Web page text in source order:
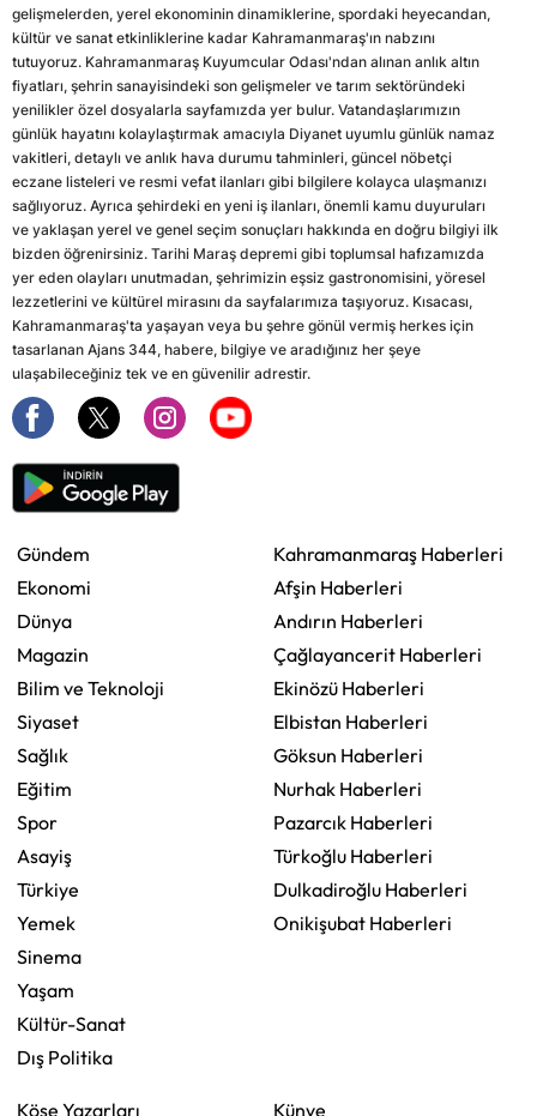
gelişmelerden, yerel ekonominin dinamiklerine, spordaki heyecandan,
kültür ve sanat etkinliklerine kadar Kahramanmaraş'ın nabzını
tutuyoruz. Kahramanmaraş Kuyumcular Odası'ndan alınan anlık altın
fiyatları, şehrin sanayisindeki son gelişmeler ve tarım sektöründeki
yenilikler özel dosyalarla sayfamızda yer bulur. Vatandaşlarımızın
günlük hayatını kolaylaştırmak amacıyla Diyanet uyumlu günlük namaz
vakitleri, detaylı ve anlık hava durumu tahminleri, güncel nöbetçi
eczane listeleri ve resmi vefat ilanları gibi bilgilere kolayca ulaşmanızı
sağlıyoruz. Ayrıca şehirdeki en yeni iş ilanları, önemli kamu duyuruları
ve yaklaşan yerel ve genel seçim sonuçları hakkında en doğru bilgiyi ilk
bizden öğrenirsiniz. Tarihi Maraş depremi gibi toplumsal hafızamızda
yer eden olayları unutmadan, şehrimizin eşsiz gastronomisini, yöresel
lezzetlerini ve kültürel mirasını da sayfalarımıza taşıyoruz. Kısacası,
Kahramanmaraş'ta yaşayan veya bu şehre gönül vermiş herkes için
tasarlanan Ajans 344, habere, bilgiye ve aradığınız her şeye
ulaşabileceğiniz tek ve en güvenilir adrestir.
Gündem
Ekonomi
Dünya
Magazin
Bilim ve Teknoloji
Siyaset
Sağlık
Eğitim
Spor
Asayiş
Türkiye
Yemek
Sinema
Yaşam
Kültür-Sanat
Dış Politika
Kahramanmaraş Haberleri
Afşin Haberleri
Andırın Haberleri
Çağlayancerit Haberleri
Ekinözü Haberleri
Elbistan Haberleri
Göksun Haberleri
Nurhak Haberleri
Pazarcık Haberleri
Türkoğlu Haberleri
Dulkadiroğlu Haberleri
Onikişubat Haberleri
Köşe Yazarları Künye